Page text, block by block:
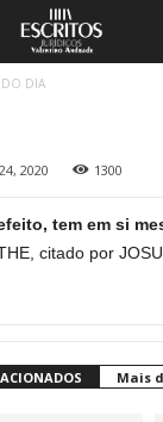
DO DIA
2020 1300
tem em si
citado por
Mais